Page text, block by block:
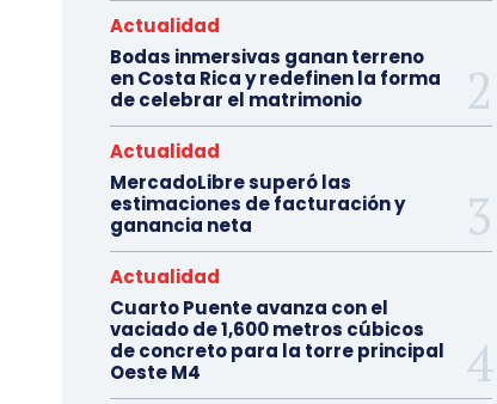
Actualidad
Bodas inmersivas ganan terreno
en Costa Rica y redefinen la forma
de celebrar el matrimonio
Actualidad
MercadoLibre superó las
estimaciones de facturación y
ganancia neta
Actualidad
Cuarto Puente avanza con el
vaciado de 1,600 metros cúbicos
de concreto para la torre principal
Oeste M4